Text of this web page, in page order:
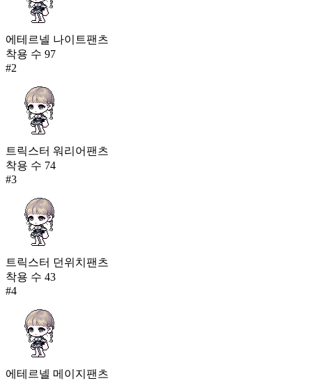
에테르넬 나이트팬츠
착용 수 97
#2
트릭스터 워리어팬츠
착용 수 74
#3
트릭스터 던위치팬츠
착용 수 43
#4
에테르넬 메이지팬츠